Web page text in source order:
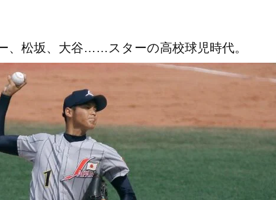
、松坂、大谷……スターの高校球児時代。